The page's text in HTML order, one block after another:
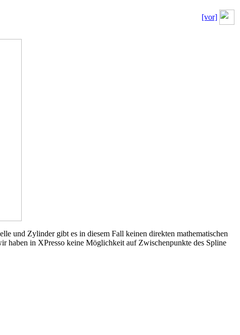
[vor]
und Zylinder gibt es in diesem Fall keinen direkten mathematischen
haben in XPresso keine Möglichkeit auf Zwischenpunkte des Spline